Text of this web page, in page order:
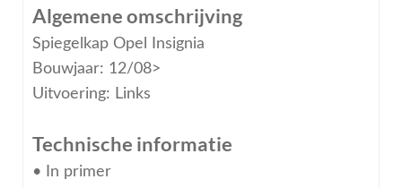
Algemene omschrijving
Spiegelkap Opel Insignia
Bouwjaar: 12/08>
Uitvoering: Links
Technische informatie
• In primer